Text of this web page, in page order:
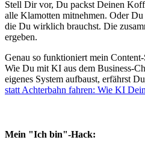
Stell Dir vor, Du packst Deinen
alle Klamotten mitnehmen. Oder
die Du wirklich brauchst. Die
ergeben.
Genau so funktioniert mein Content-
Wie Du mit KI aus dem Business-
eigenes System aufbaust, erfährst
statt Achterbahn fahren: Wie KI
Mein "Ich bin"-Hack: